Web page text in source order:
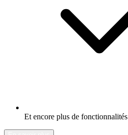
Et encore plus de fonctionnalités